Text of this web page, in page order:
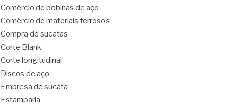
Comércio de bobinas de aço
Comércio de materiais ferrosos
Compra de sucatas
Corte Blank
Corte longitudinal
Discos de aço
Empresa de sucata
Estamparia